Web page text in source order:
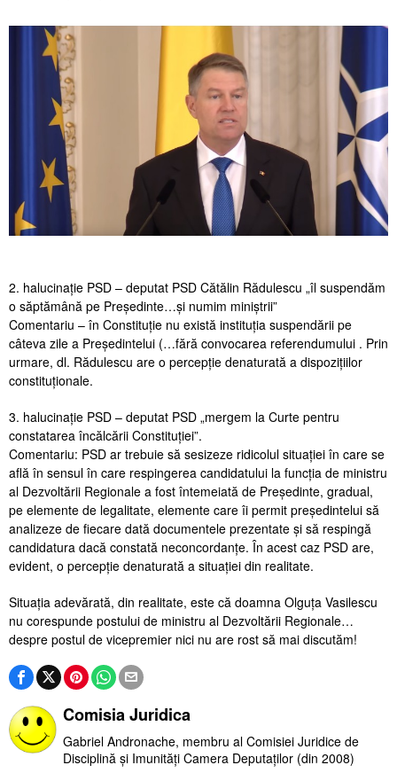
2. halucinație PSD – deputat PSD Cătălin Rădulescu „îl suspendăm
o săptămână pe Președinte…și numim miniștrii”
Comentariu – în Constituție nu există instituția suspendării pe
câteva zile a Președintelui (…fără convocarea referendumului . Prin
urmare, dl. Rădulescu are o percepție denaturată a dispozițiilor
constituționale.
3. halucinație PSD – deputat PSD „mergem la Curte pentru
constatarea încălcării Constituției”.
Comentariu: PSD ar trebuie să sesizeze ridicolul situației în care se
află în sensul în care respingerea candidatului la funcția de ministru
al Dezvoltării Regionale a fost întemeiată de Președinte, gradual,
pe elemente de legalitate, elemente care îi permit președintelui să
analizeze de fiecare dată documentele prezentate și să respingă
candidatura dacă constată neconcordanțe. În acest caz PSD are,
evident, o percepție denaturată a situației din realitate.
Situația adevărată, din realitate, este că doamna Olguța Vasilescu
nu corespunde postului de ministru al Dezvoltării Regionale…
despre postul de vicepremier nici nu are rost să mai discutăm!
Comisia Juridica
Gabriel Andronache, membru al Comisiei Juridice de
Disciplină și Imunități Camera Deputaților (din 2008)